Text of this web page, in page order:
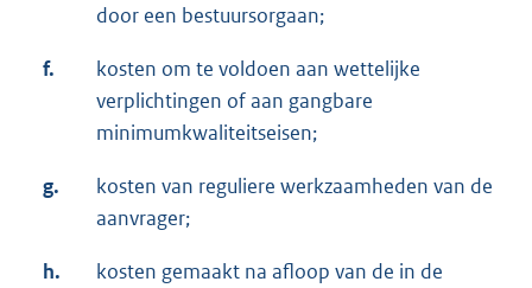
door een bestuursorgaan;
f.
kosten om te voldoen aan wettelijke
verplichtingen of aan gangbare
minimumkwaliteitseisen;
g.
kosten van reguliere werkzaamheden van de
aanvrager;
h.
kosten gemaakt na afloop van de in de